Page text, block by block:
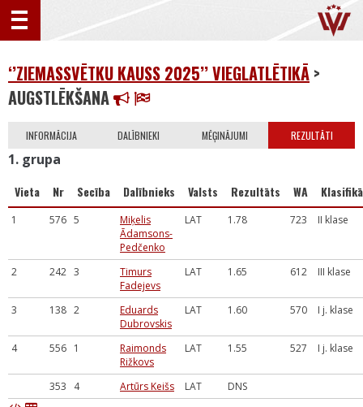
‘’ZIEMASSVĒTKU KAUSS 2025’’ VIEGLATLĒTIKĀ >
AUGSTLĒKŠANA
INFORMĀCIJA DALĪBNIEKI MĒĢINĀJUMI REZULTĀTI
1. grupa
Vieta Nr Secība Dalībnieks Valsts Rezultāts WA
1 576 5
Miķelis
Ādamsons-
Pedčenko
LAT 1.78 723 II klase
2 242 3
Timurs
Fadejevs
LAT 1.65 612 III klase
3 138 2
Eduards
Dubrovskis
LAT 1.60 570 I j. klase
4 556 1
Raimonds
Rižkovs
LAT 1.55 527 I j. klase
353 4 Artūrs Keišs LAT DNS